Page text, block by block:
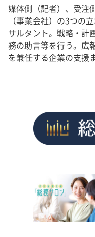
媒体側（記者）、受注
（事業会社）の3つの
サルタント。戦略・計
務の助言等を行う。広
を兼任する企業の支援